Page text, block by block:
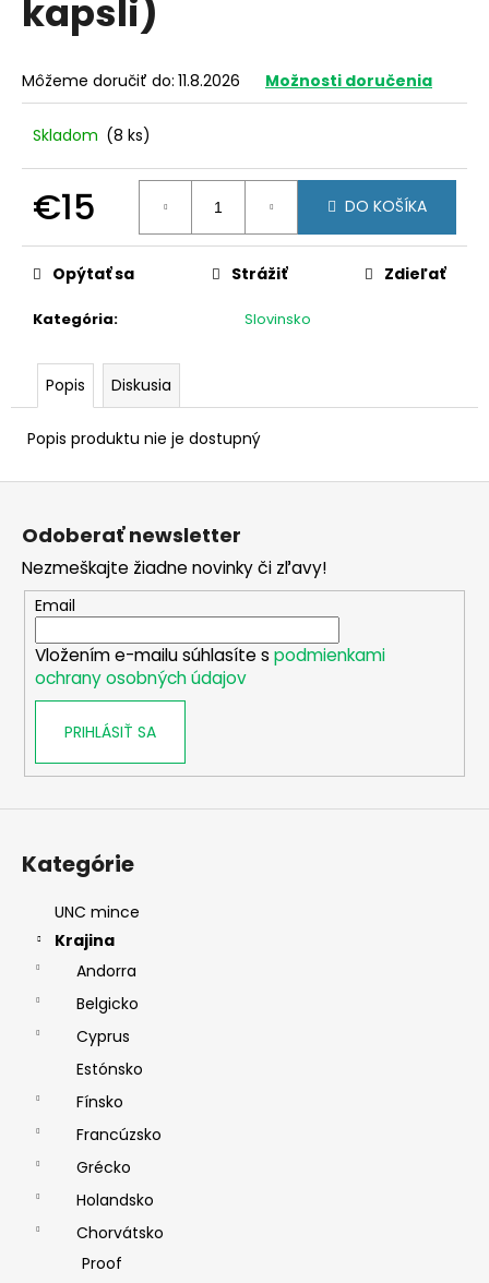
kapsli)
Môžeme doručiť do: 11.8.2026 Možnosti doručenia
Skladom (8 ks)
€15
cena:
DO KOŠÍKA
Kategória: Slovinsko
Opýtať sa Strážiť Zdieľať
Popis Diskusia
Popis produktu nie je dostupný
á
s
ť
?
HĽADAŤ
r
č
m
e
EURO
ÍRSKO
2026
PREDSEDNÍCTVO
EÚ
(UNC)
€3,50
Z
Odoberať newsletter
Nezmeškajte žiadne novinky či zľavy!
Email
Vložením e-mailu súhlasíte s podmienkami
ochrany osobných údajov
PRIHLÁSIŤ SA
Kategórie
UNC mince
Krajina
Andorra
Belgicko
Cyprus
Estónsko
Fínsko
Francúzsko
Grécko
Holandsko
Chorvátsko
Proof